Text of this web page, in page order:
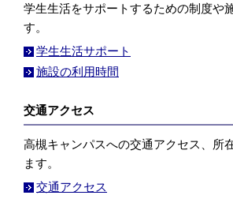
学生生活をサポートするための制度や
す。
学生生活サポート
施設の利用時間
交通アクセス
高槻キャンパスへの交通アクセス、所
ます。
交通アクセス